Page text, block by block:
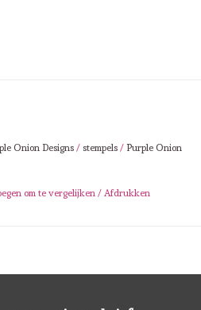
Onion Designs / stempels / Purple Onion
om te vergelijken / Afdrukken